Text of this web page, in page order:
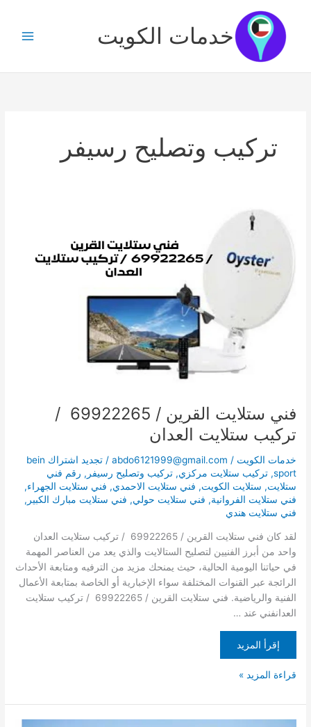
المحتوى
خدمات الكويت
تركيب وتصليح رسيفر
فني ستلايت القرين / 69922265 /
تركيب ستلايت العدان
خدمات الكويت /
abdo6121999@gmail.com
/
تجديد اشتراك bein
sport
,تركيب ستلايت مركزي,تركيب وتصليح رسيفر , رقم فني
ستلايت, ستلايت الكويت, فني ستلايت الاحمدي, فني ستلايت الجهراء,
فني ستلايت الفروانية, فني ستلايت حولي, فني ستلايت مبارك الكبير ,
فني ستلايت هندي
لقد كان فني ستلايت القرين / 69922265 / تركيب ستلايت العدان
واحد من أبرز الفنيين لتصليح الستالايت والذي يعد من العناصر المهمة
في حياتنا اليومية الحالية، حيث يمنحك مزيد من الترفيه ومتابعة الأحداث
الرائجة عبر القنوات المختلفة سواء الإخبارية أو الخاصة بمتابعة الأعمال
الفنية والرياضية. فني ستلايت القرين / 69922265 / تركيب ستلايت
العدانفني عند …
إقرأ المزيد
69922265
تركيب
ستلايت
قراءة المزيد »